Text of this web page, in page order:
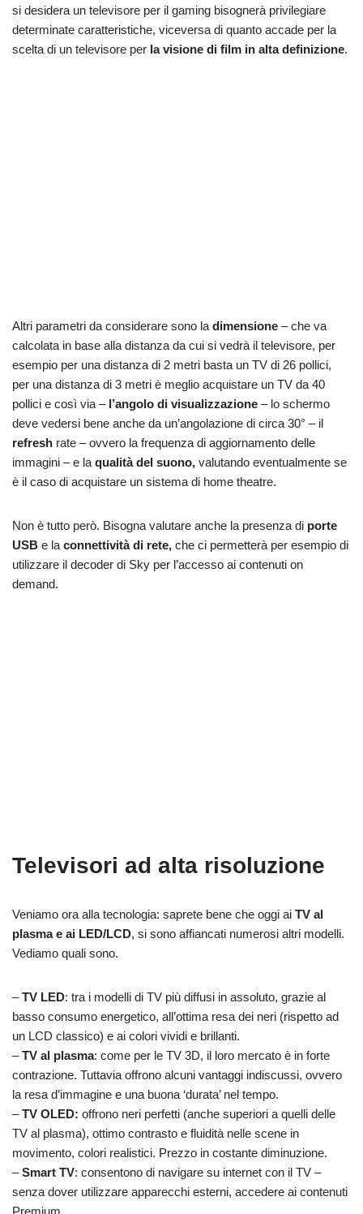
si desidera un televisore per il gaming bisognerà privilegiare
determinate caratteristiche, viceversa di quanto accade per la
scelta di un televisore per la visione di film in alta definizione.
Altri parametri da considerare sono la dimensione – che va
calcolata in base alla distanza da cui si vedrà il televisore, per
esempio per una distanza di 2 metri basta un TV di 26 pollici,
per una distanza di 3 metri è meglio acquistare un TV da 40
pollici e così via – l’angolo di visualizzazione – lo schermo
deve vedersi bene anche da un’angolazione di circa 30° – il
refresh rate – ovvero la frequenza di aggiornamento delle
immagini – e la qualità del suono, valutando eventualmente se
è il caso di acquistare un sistema di home theatre.
Non è tutto però. Bisogna valutare anche la presenza di porte
USB e la connettività di rete, che ci permetterà per esempio di
utilizzare il decoder di Sky per l’accesso ai contenuti on
demand.
Televisori ad alta risoluzione
Veniamo ora alla tecnologia: saprete bene che oggi ai TV al
plasma e ai LED/LCD, si sono affiancati numerosi altri modelli.
Vediamo quali sono.
–TV LED: tra i modelli di TV più diffusi in assoluto, grazie al
basso consumo energetico, all’ottima resa dei neri (rispetto ad
un LCD classico) e ai colori vividi e brillanti.
–TV al plasma: come per le TV 3D, il loro mercato è in forte
contrazione. Tuttavia offrono alcuni vantaggi indiscussi, ovvero
la resa d’immagine e una buona ‘durata’ nel tempo.
–TV OLED: offrono neri perfetti (anche superiori a quelli delle
TV al plasma), ottimo contrasto e fluidità nelle scene in
movimento, colori realistici. Prezzo in costante diminuzione.
–Smart TV: consentono di navigare su internet con il TV –
senza dover utilizzare apparecchi esterni, accedere ai contenuti
Premium.